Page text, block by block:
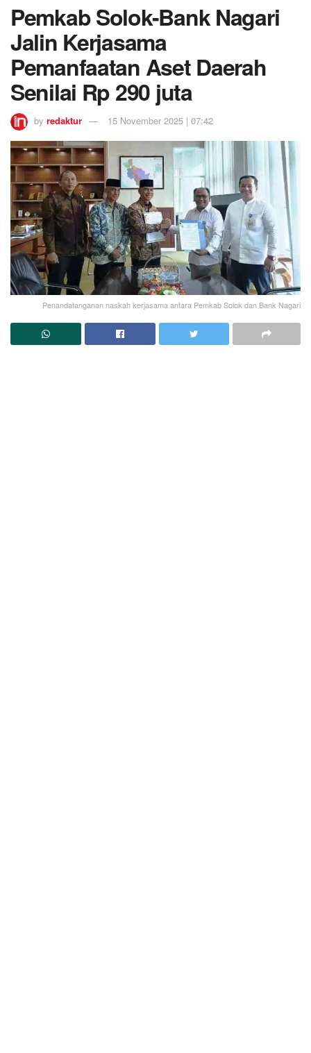
Pemkab Solok-Bank Nagari
Jalin Kerjasama
Pemanfaatan Aset Daerah
Senilai Rp 290 juta
by redaktur 15 November 2025 | 07:42
Penandatanganan naskah kerjasama antara Pemkab Solok dan Bank Nagari